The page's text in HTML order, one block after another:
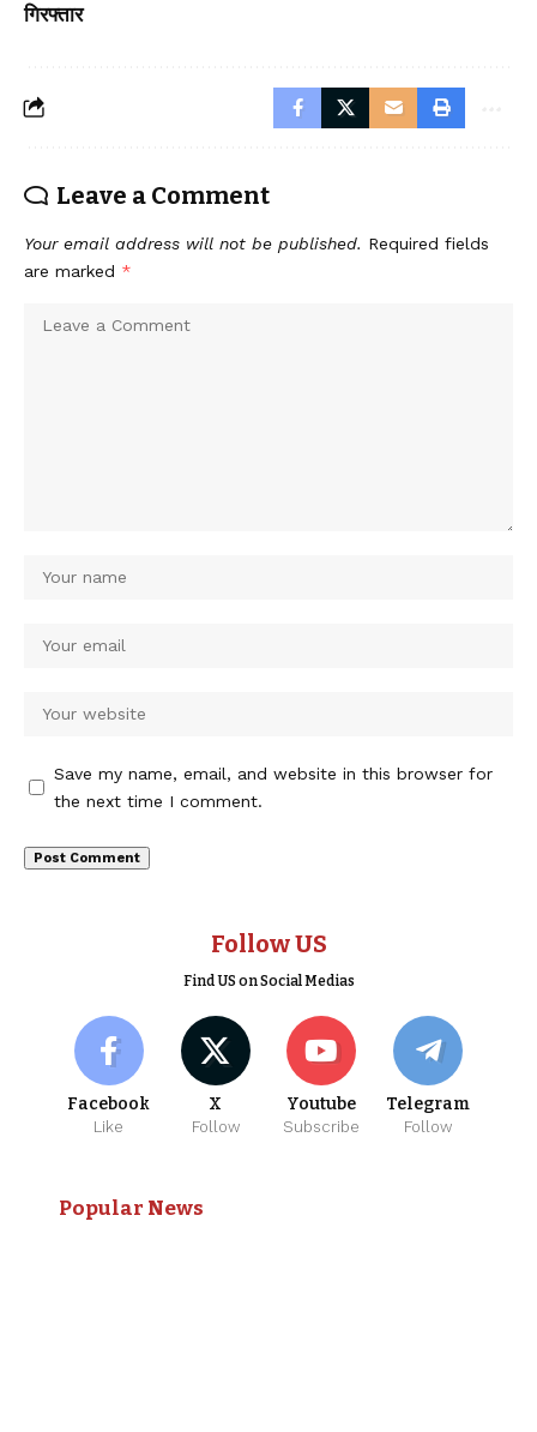
गिरफ्तार
Leave a Comment
Your email address will not be published. Required fields
are marked *
Save my name, email, and website in this browser for
the next time I comment.
Follow US
Find US on Social Medias
Facebook
Like
X
Follow
Youtube
Subscribe
Telegram
Follow
Popular News